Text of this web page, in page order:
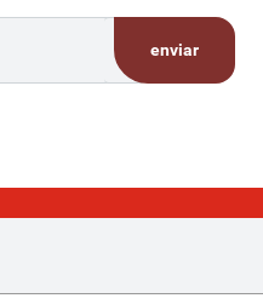
enviar